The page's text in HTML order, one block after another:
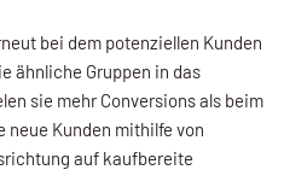
bei dem potenziellen Kunden
ähnliche Gruppen in das
sie mehr Conversions als beim
neue Kunden mithilfe von
auf kaufbereite